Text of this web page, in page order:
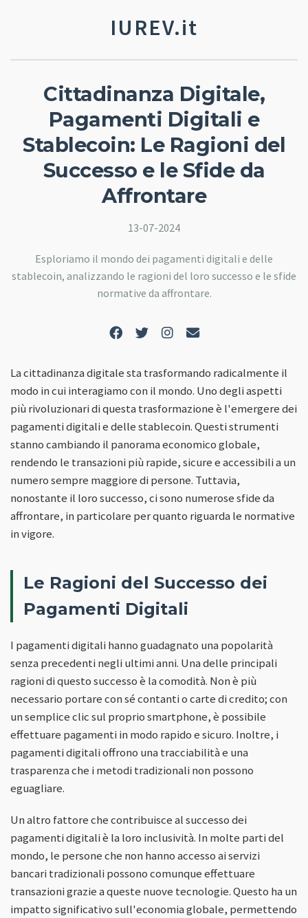
IUREV.it
Cittadinanza Digitale,
Pagamenti Digitali e
Stablecoin: Le Ragioni del
Successo e le Sfide da
Affrontare
13-07-2024
Esploriamo il mondo dei pagamenti digitali e delle
stablecoin, analizzando le ragioni del loro successo e le sfide
normative da affrontare.
La cittadinanza digitale sta trasformando radicalmente il
modo in cui interagiamo con il mondo. Uno degli aspetti
più rivoluzionari di questa trasformazione è l'emergere dei
pagamenti digitali e delle stablecoin. Questi strumenti
stanno cambiando il panorama economico globale,
rendendo le transazioni più rapide, sicure e accessibili a un
numero sempre maggiore di persone. Tuttavia,
nonostante il loro successo, ci sono numerose sfide da
affrontare, in particolare per quanto riguarda le normative
in vigore.
Le Ragioni del Successo dei
Pagamenti Digitali
I pagamenti digitali hanno guadagnato una popolarità
senza precedenti negli ultimi anni. Una delle principali
ragioni di questo successo è la comodità. Non è più
necessario portare con sé contanti o carte di credito; con
un semplice clic sul proprio smartphone, è possibile
effettuare pagamenti in modo rapido e sicuro. Inoltre, i
pagamenti digitali offrono una tracciabilità e una
trasparenza che i metodi tradizionali non possono
eguagliare.
Un altro fattore che contribuisce al successo dei
pagamenti digitali è la loro inclusività. In molte parti del
mondo, le persone che non hanno accesso ai servizi
bancari tradizionali possono comunque effettuare
transazioni grazie a queste nuove tecnologie. Questo ha un
impatto significativo sull'economia globale, permettendo